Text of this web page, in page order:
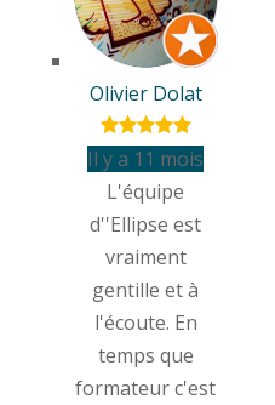
Olivier Dolat
Il y a 11 mois
L'équipe
d''Ellipse est
vraiment
gentille et à
l'écoute. En
temps que
formateur c'est